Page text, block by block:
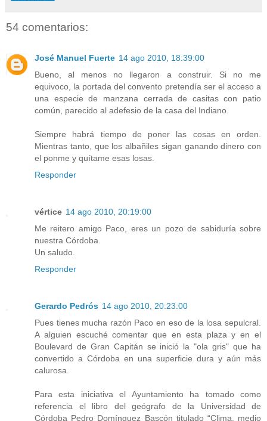
54 comentarios:
José Manuel Fuerte 14 ago 2010, 18:39:00
Bueno, al menos no llegaron a construir. Si no me
equivoco, la portada del convento pretendía ser el acceso a
una especie de manzana cerrada de casitas con patio
común, parecido al adefesio de la casa del Indiano.
Siempre habrá tiempo de poner las cosas en orden.
Mientras tanto, que los albañiles sigan ganando dinero con
el ponme y quítame esas losas.
Responder
vértice 14 ago 2010, 20:19:00
Me reitero amigo Paco, eres un pozo de sabiduría sobre
nuestra Córdoba.
Un saludo.
Responder
Gerardo Pedrós 14 ago 2010, 20:23:00
Pues tienes mucha razón Paco en eso de la losa sepulcral.
A alguien escuché comentar que en esta plaza y en el
Boulevard de Gran Capitán se inició la "ola gris" que ha
convertido a Córdoba en una superficie dura y aún más
calurosa.
Para esta iniciativa el Ayuntamiento ha tomado como
referencia el libro del geógrafo de la Universidad de
Córdoba Pedro Domínguez Bascón titulado “Clima, medio